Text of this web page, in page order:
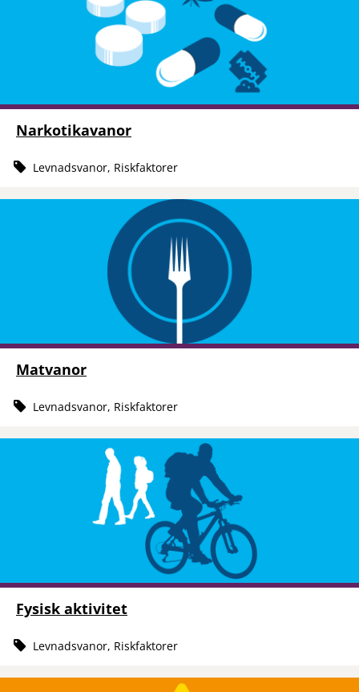
Narkotikavanor
Levnadsvanor, Riskfaktorer
Matvanor
Levnadsvanor, Riskfaktorer
Fysisk aktivitet
Levnadsvanor, Riskfaktorer